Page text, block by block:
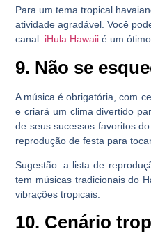
Para um tema tropical
atividade agradável. Você
canal iHula Hawaii é um
9. Não se
A música é obrigatória, com
e criará um clima divertido
de seus sucessos favoritos
reprodução de festa para
Sugestão: a lista de
tem músicas tradicionais do
vibrações tropicais.
10. Cenário